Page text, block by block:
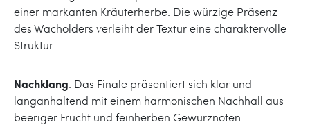
einer markanten Kräuterherbe. Die würzige Präsenz
des Wacholders verleiht der Textur eine charaktervolle
Struktur.
Nachklang: Das Finale präsentiert sich klar und
langanhaltend mit einem harmonischen Nachhall aus
beeriger Frucht und feinherben Gewürznoten.